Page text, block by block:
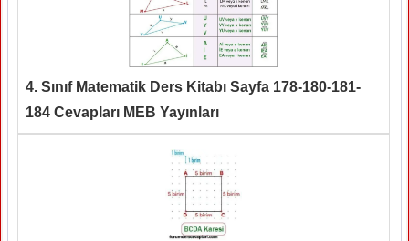
4. Sınıf Matematik Ders Kitabı Sayfa 178-180-181-
184 Cevapları MEB Yayınları